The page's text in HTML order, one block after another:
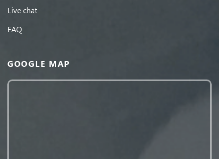
Live chat
FAQ
GOOGLE MAP